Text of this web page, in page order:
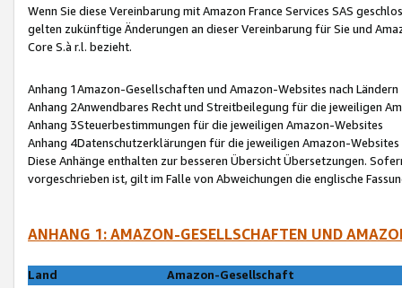
Wenn Sie diese Vereinbarung mit Amazon France Services SAS
gelten zukünftige Änderungen an dieser Vereinbarung für Sie und
Core S.à r.l. bezieht.
Anhang 1Amazon-Gesellschaften und Amazon-Websites nach Ländern
Anhang 2Anwendbares Recht und Streitbeilegung für die jeweiligen
Anhang 3Steuerbestimmungen für die jeweiligen Amazon-Websites
Anhang 4Datenschutzerklärungen für die jeweiligen Amazon-Websites
Diese Anhänge enthalten zur besseren Übersicht Übersetzungen.
vorgeschrieben ist, gilt im Falle von Abweichungen die englische
ANHANG 1: AMAZON-GESELLSCHAFTEN UND
Land
Amazon-Gesellschaft